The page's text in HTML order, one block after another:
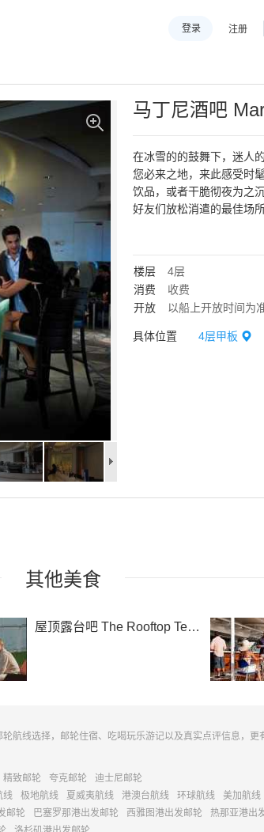
登录 注册
马丁尼酒吧
在冰雪的的鼓舞下，迷人
您必来之地，来此感受时
饮品，或者干脆彻夜为之
楼层 4层
消费
收费
开放
以船上开放时间为
具体位置 4层甲板
其他美食
屋顶露台吧 The Rooftop Terrace
航线选择，邮轮住宿、吃喝玩乐游记以及真实点评信息，
精致邮轮 夸克邮轮
迪士尼邮轮
线 极地航线 夏威夷航线 港澳台航线 环球航线
美加航线
邮轮 巴塞罗那港出发邮轮 西雅图港出发邮轮 热那亚港出